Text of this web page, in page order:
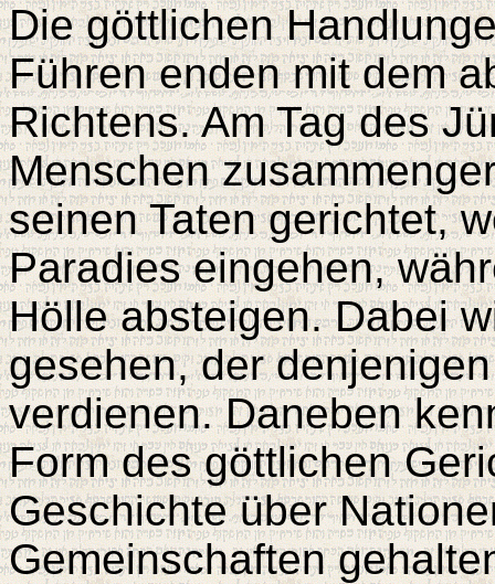
Die göttlichen
Führen enden mit dem
Richtens. Am Tag des
Menschen
seinen Taten gerichtet,
Paradies eingehen,
Hölle absteigen. Dabei
gesehen, der
verdienen. Daneben
Form des göttlichen
Geschichte über
Gemeinschaften